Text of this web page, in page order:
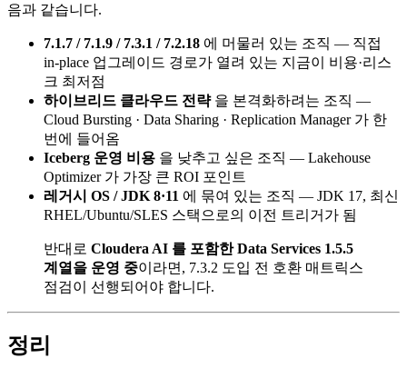
음과 같습니다.
7.1.7 / 7.1.9 / 7.3.1 / 7.2.18 에 머물러 있는 조직 — 직접
in-place 업그레이드 경로가 열려 있는 지금이 비용·리스
크 최저점
하이브리드 클라우드 전략을 본격화하려는 조직 —
Cloud Bursting · Data Sharing · Replication Manager 가 한
번에 들어옴
Iceberg 운영 비용 을 낮추고 싶은 조직 — Lakehouse
Optimizer 가 가장 큰 ROI 포인트
레거시 OS / JDK 8·11 에 묶여 있는 조직 — JDK 17, 최신
RHEL/Ubuntu/SLES 스택으로의 이전 트리거가 됨
반대로 Cloudera AI 를 포함한 Data Services 1.5.5
계열을 운영 중이라면, 7.3.2 도입 전 호환 매트릭스
점검이 선행되어야 합니다.
정리